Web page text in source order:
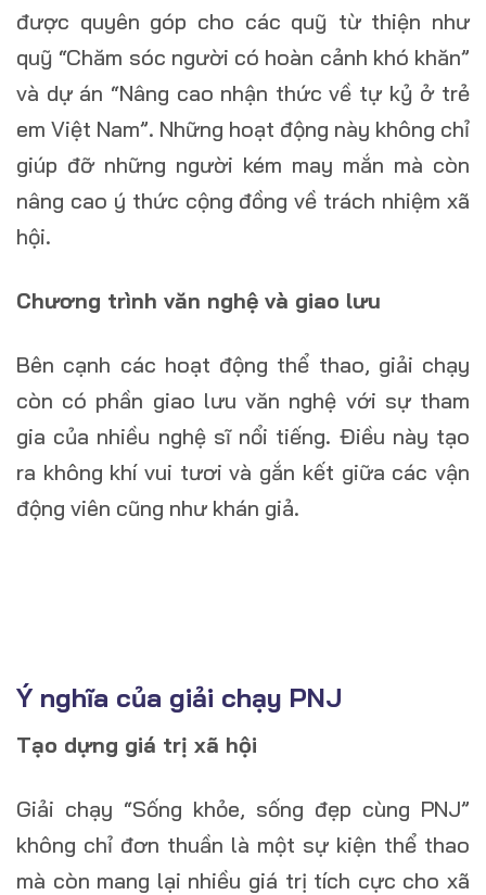
được quyên góp cho các quỹ từ thiện như
quỹ “Chăm sóc người có hoàn cảnh khó khăn”
và dự án “Nâng cao nhận thức về tự kỷ ở trẻ
em Việt Nam”. Những hoạt động này không chỉ
giúp đỡ những người kém may mắn mà còn
nâng cao ý thức cộng đồng về trách nhiệm xã
hội.
Chương trình văn nghệ và giao lưu
Bên cạnh các hoạt động thể thao, giải chạy
còn có phần giao lưu văn nghệ với sự tham
gia của nhiều nghệ sĩ nổi tiếng. Điều này tạo
ra không khí vui tươi và gắn kết giữa các vận
động viên cũng như khán giả.
Ý nghĩa của giải chạy PNJ
Tạo dựng giá trị xã hội
Giải chạy “Sống khỏe, sống đẹp cùng PNJ”
không chỉ đơn thuần là một sự kiện thể thao
mà còn mang lại nhiều giá trị tích cực cho xã